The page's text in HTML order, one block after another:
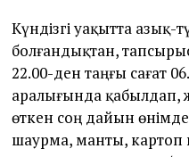
Күндізгі уақытта азық-
болғандықтан,
22.00-ден таңғы сағат
аралығында қабылдап,
өткен соң дайын
шаурма, манты, картоп